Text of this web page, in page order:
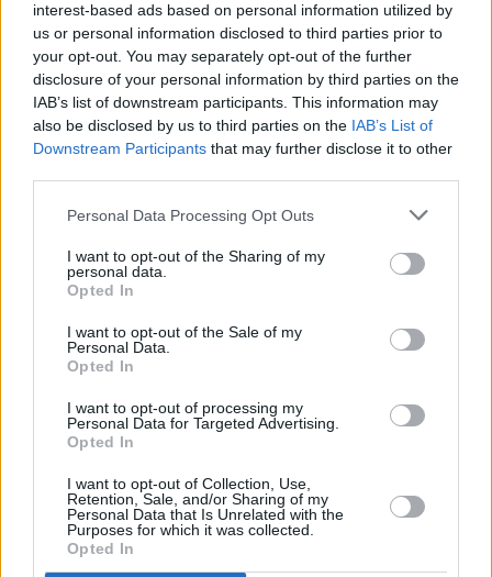
interest-based ads based on personal information utilized by
us or personal information disclosed to third parties prior to
your opt-out. You may separately opt-out of the further
disclosure of your personal information by third parties on the
IAB’s list of downstream participants. This information may
also be disclosed by us to third parties on the IAB’s List of
Downstream Participants that may further disclose it to other
Personal Data Processing Opt Outs
I want to opt-out of the Sharing of my
personal data.
Opted In
I want to opt-out of the Sale of my
Personal Data.
Opted In
I want to opt-out of processing my
Personal Data for Targeted Advertising.
Opted In
I want to opt-out of Collection, Use,
Retention, Sale, and/or Sharing of my
Personal Data that Is Unrelated with the
Purposes for which it was collected.
Opted In
IŁAWA Kisielice
PŁOCK
RACHOCIN
KONIN
ŻÓŁWIENIEC
PŁOCK Rachocin
Technické
Modulace nosných
Ochranný interval